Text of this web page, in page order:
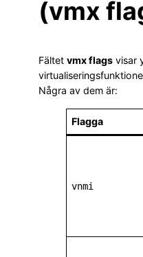
(vmx
Fältet vmx flags visar
Några av dem är:
Flagga
vnmi